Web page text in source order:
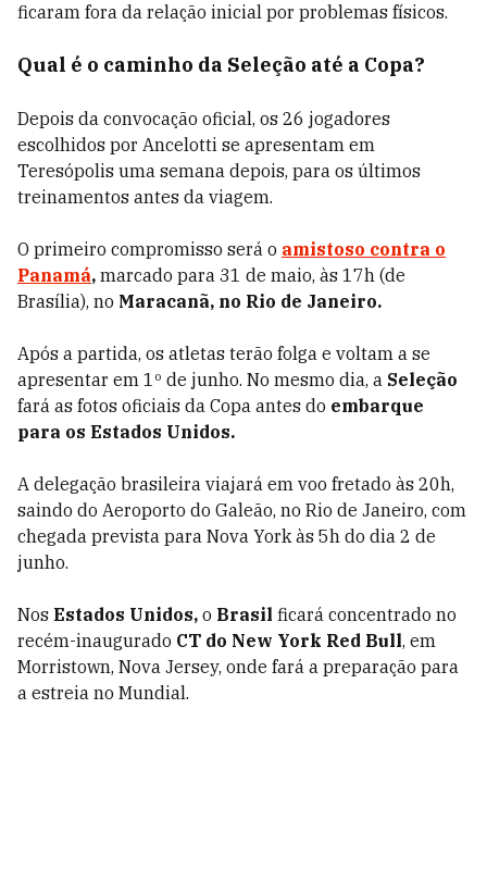
ficaram fora da relação inicial por problemas físicos.
Qual é o caminho da Seleção até a Copa?
Depois da convocação oficial, os 26 jogadores
escolhidos por Ancelotti se apresentam em
Teresópolis uma semana depois, para os últimos
treinamentos antes da viagem.
O primeiro compromisso será o amistoso contra o
Panamá, marcado para 31 de maio, às 17h (de
Brasília), no Maracanã, no Rio de Janeiro.
Após a partida, os atletas terão folga e voltam a se
apresentar em 1º de junho. No mesmo dia, a Seleção
fará as fotos oficiais da Copa antes do embarque
para os Estados Unidos.
A delegação brasileira viajará em voo fretado às 20h,
saindo do Aeroporto do Galeão, no Rio de Janeiro, com
chegada prevista para Nova York às 5h do dia 2 de
junho.
Nos Estados Unidos, o Brasil ficará concentrado no
recém-inaugurado CT do New York Red Bull, em
Morristown, Nova Jersey, onde fará a preparação para
a estreia no Mundial.